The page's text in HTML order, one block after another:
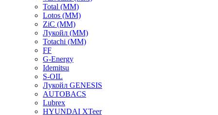
Total (ММ)
Lotos (ММ)
ZiC (ММ)
Лукойл (ММ)
Totachi (MM)
FF
G-Energy
Idemitsu
S-OIL
Лукойл GENESIS
AUTOBACS
Lubrex
HYUNDAI XTeer